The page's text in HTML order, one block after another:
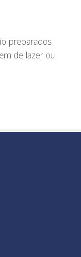
preparados
de lazer ou